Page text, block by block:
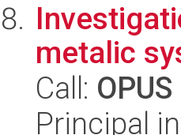
metalic
Call: OPUS
Principal